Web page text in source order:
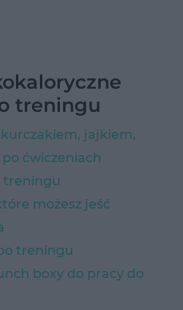
treningu
jajkiem,
ćwiczeniach
treningu
możesz jeść
treningu
boxy do pracy do